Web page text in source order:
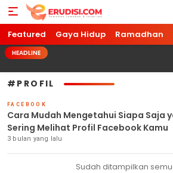
Erudisi
Temukan Jawaban dan Inspirasi
Featured Gaya Hidup Ramadhan
HEADLINE
#PROFIL
FACEBOOK
Cara Mudah Mengetahui Siapa Saja
Sering Melihat Profil Facebook Kamu
3 bulan yang lalu
Sudah ditampilkan